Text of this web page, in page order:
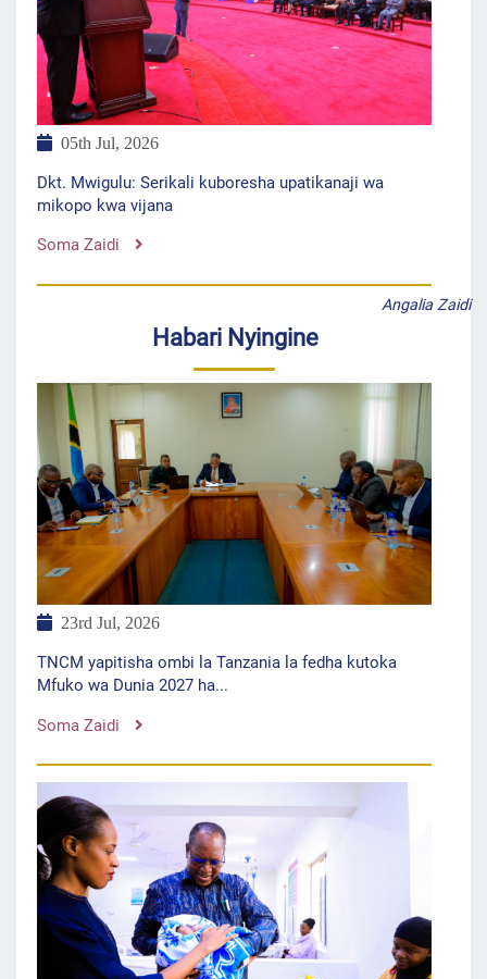
05th Jul, 2026
Dkt. Mwigulu: Serikali kuboresha upatikanaji wa
mikopo kwa vijana
Soma Zaidi
Angalia Zaidi
Habari Nyingine
23rd Jul, 2026
TNCM yapitisha ombi la Tanzania la fedha kutoka
Mfuko wa Dunia 2027 ha...
Soma Zaidi